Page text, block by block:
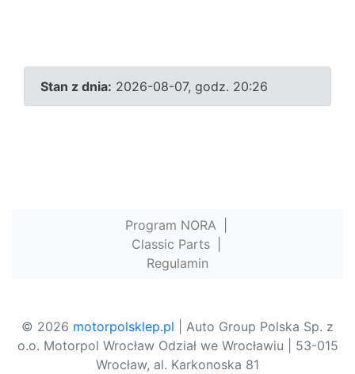
Stan z dnia: 2026-08-07, godz. 20:26
Program NORA
Classic Parts
Regulamin
© 2026 motorpolsklep.pl | Auto Group Polska Sp. z
o.o. Motorpol Wrocław Odział we Wrocławiu | 53-015
Wrocław, al. Karkonoska 81